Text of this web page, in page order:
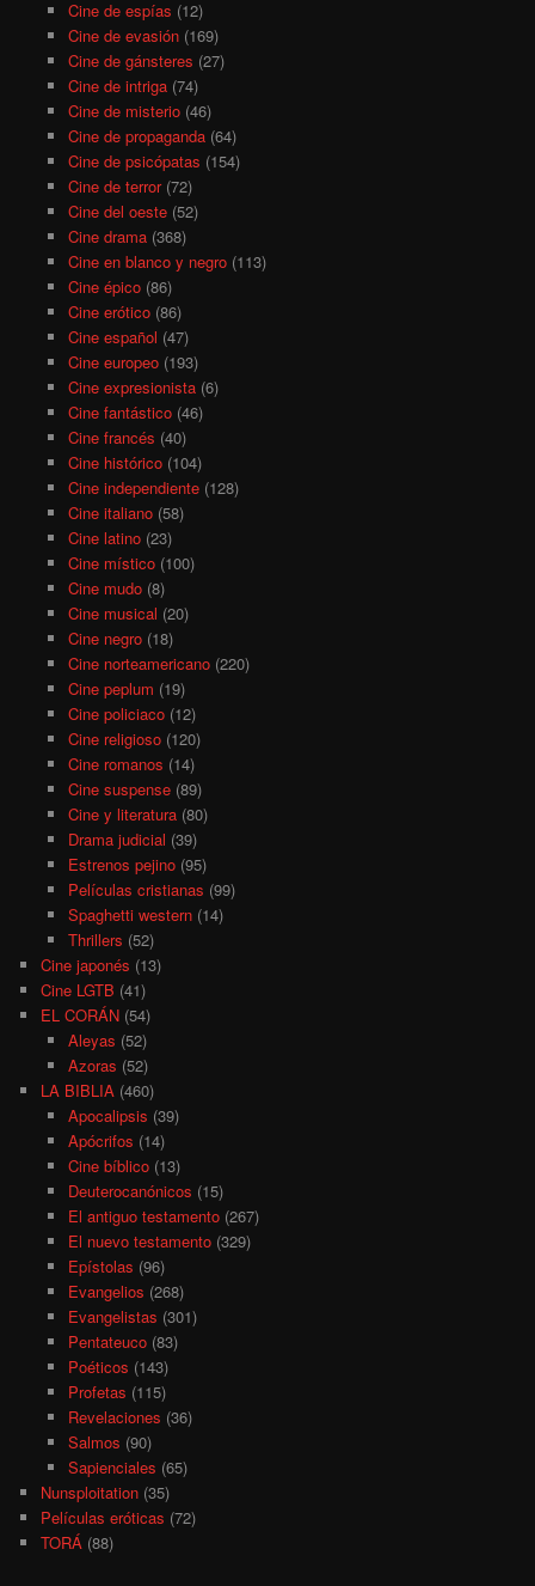
Cine de espías (12)
Cine de evasión(169)
Cine de gánsteres (27)
Cine de intriga(74)
Cine de misterio(46)
Cine de propaganda(64)
Cine de psicópatas (154)
Cine de terror(72)
Cine del oeste(52)
Cine drama(368)
Cine en blanco y negro(113)
Cine épico(86)
Cine erótico(86)
Cine español (47)
Cine europeo(193)
Cine expresionista(6)
Cine fantástico(46)
Cine francés (40)
Cine histórico(104)
Cine independiente(128)
Cine italiano(58)
Cine latino(23)
Cine místico(100)
Cine mudo(8)
Cine musical (20)
Cine negro(18)
Cine norteamericano(220)
Cine peplum (19)
Cine policiaco(12)
Cine religioso(120)
Cine romanos (14)
Cine suspense(89)
Cine y literatura(80)
Drama judicial (39)
Estrenos pejino(95)
Películas cristianas (99)
Spaghetti western(14)
Thrillers (52)
Cine japonés (13)
Cine LGTB (41)
EL CORÁN (54)
Aleyas (52)
Azoras (52)
LA BIBLIA (460)
Apocalipsis (39)
Apócrifos (14)
Cine bíblico(13)
Deuterocanónicos (15)
El antiguo testamento(267)
El nuevo testamento(329)
Epístolas (96)
Evangelios (268)
Evangelistas (301)
Pentateuco(83)
Poéticos (143)
Profetas (115)
Revelaciones (36)
Salmos (90)
Sapienciales (65)
Nunsploitation (35)
Películas eróticas (72)
TORÁ (88)